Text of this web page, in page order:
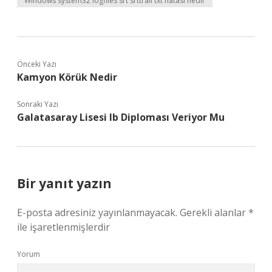
Önceki Yazı
Kamyon Körük Nedir
Sonraki Yazı
Galatasaray Lisesi Ib Diploması Veriyor Mu
Bir yanıt yazın
E-posta adresiniz yayınlanmayacak. Gerekli alanlar*
ile işaretlenmişlerdir
Yorum